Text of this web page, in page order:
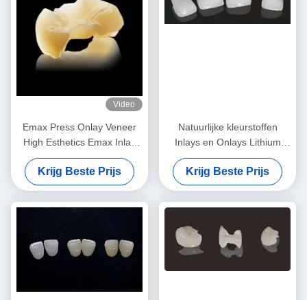
Video
Emax Press Onlay Veneer
High Esthetics Emax Inlay
Onlay Professional
Krijg Beste Prijs
Natuurlijke kleurstoffen
Inlays en Onlays Lithium
Disilicaat Fressplaat
Krijg Beste Prijs